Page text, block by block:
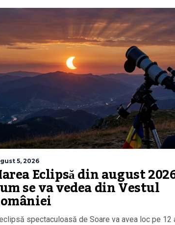
5, 2026
Eclipsă din august
se va vedea din Vestul
spectaculoasă de Soare va avea loc pe 12